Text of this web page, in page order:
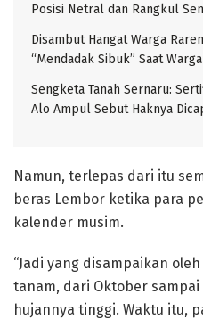
Posisi Netral dan Rangkul
Disambut Hangat Warga
“Mendadak Sibuk” Saat
Sengketa Tanah Sernaru:
Alo Ampul Sebut Haknya
Namun, terlepas dari itu
beras Lembor ketika para
kalender musim.
“Jadi yang disampaikan
tanam, dari Oktober
hujannya tinggi. Waktu itu,